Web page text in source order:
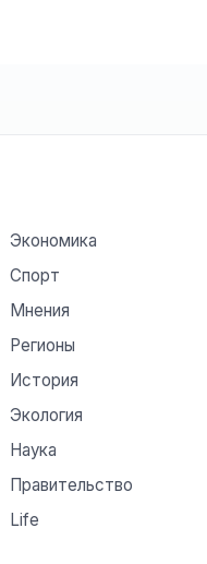
Экономика
Спорт
Мнения
Регионы
История
Экология
Наука
Правительство
Life